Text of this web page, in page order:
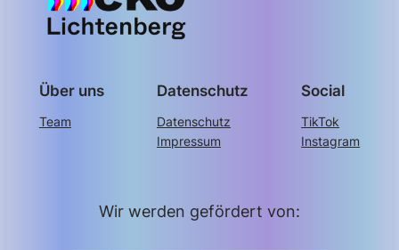
Über uns
Team
Datenschutz
Datenschutz
Impressum
Social
TikTok
Instagram
Wir werden gefördert von: